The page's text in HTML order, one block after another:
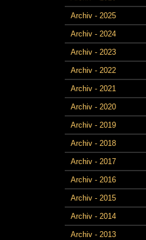
Archiv - 2025
Archiv - 2024
Archiv - 2023
Archiv - 2022
Archiv - 2021
Archiv - 2020
Archiv - 2019
Archiv - 2018
Archiv - 2017
Archiv - 2016
Archiv - 2015
Archiv - 2014
Archiv - 2013